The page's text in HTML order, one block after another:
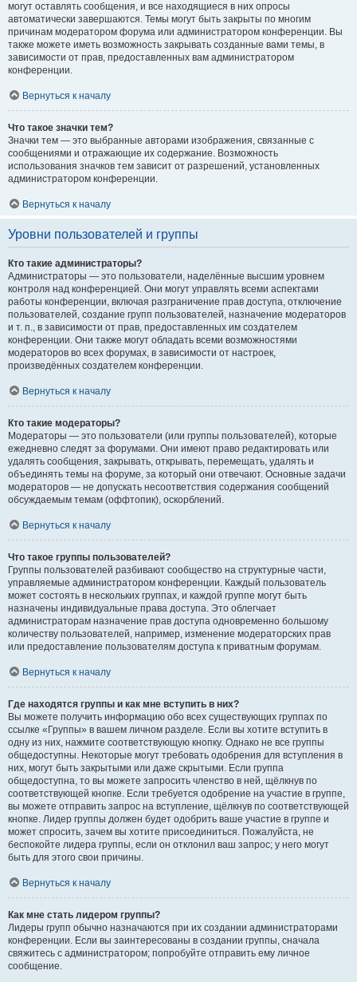
могут оставлять сообщения, и все находящиеся в них опросы
автоматически завершаются. Темы могут быть закрыты по многим
причинам модератором форума или администратором конференции. Вы
также можете иметь возможность закрывать созданные вами темы, в
зависимости от прав, предоставленных вам администратором
конференции.
Вернуться к началу
Что такое значки тем?
Значки тем — это выбранные авторами изображения, связанные с
сообщениями и отражающие их содержание. Возможность
использования значков тем зависит от разрешений, установленных
администратором конференции.
Вернуться к началу
Уровни пользователей и группы
Кто такие администраторы?
Администраторы — это пользователи, наделённые высшим уровнем
контроля над конференцией. Они могут управлять всеми аспектами
работы конференции, включая разграничение прав доступа, отключение
пользователей, создание групп пользователей, назначение модераторов
и т. п., в зависимости от прав, предоставленных им создателем
конференции. Они также могут обладать всеми возможностями
модераторов во всех форумах, в зависимости от настроек,
произведённых создателем конференции.
Вернуться к началу
Кто такие модераторы?
Модераторы — это пользователи (или группы пользователей), которые
ежедневно следят за форумами. Они имеют право редактировать или
удалять сообщения, закрывать, открывать, перемещать, удалять и
объединять темы на форуме, за который они отвечают. Основные задачи
модераторов — не допускать несоответствия содержания сообщений
обсуждаемым темам (оффтопик), оскорблений.
Вернуться к началу
Что такое группы пользователей?
Группы пользователей разбивают сообщество на структурные части,
управляемые администратором конференции. Каждый пользователь
может состоять в нескольких группах, и каждой группе могут быть
назначены индивидуальные права доступа. Это облегчает
администраторам назначение прав доступа одновременно большому
количеству пользователей, например, изменение модераторских прав
или предоставление пользователям доступа к приватным форумам.
Вернуться к началу
Где находятся группы и как мне вступить в них?
Вы можете получить информацию обо всех существующих группах по
ссылке «Группы» в вашем личном разделе. Если вы хотите вступить в
одну из них, нажмите соответствующую кнопку. Однако не все группы
общедоступны. Некоторые могут требовать одобрения для вступления в
них, могут быть закрытыми или даже скрытыми. Если группа
общедоступна, то вы можете запросить членство в ней, щёлкнув по
соответствующей кнопке. Если требуется одобрение на участие в группе,
вы можете отправить запрос на вступление, щёлкнув по соответствующей
кнопке. Лидер группы должен будет одобрить ваше участие в группе и
может спросить, зачем вы хотите присоединиться. Пожалуйста, не
беспокойте лидера группы, если он отклонил ваш запрос; у него могут
быть для этого свои причины.
Вернуться к началу
Как мне стать лидером группы?
Лидеры групп обычно назначаются при их создании администраторами
конференции. Если вы заинтересованы в создании группы, сначала
свяжитесь с администратором; попробуйте отправить ему личное
сообщение.